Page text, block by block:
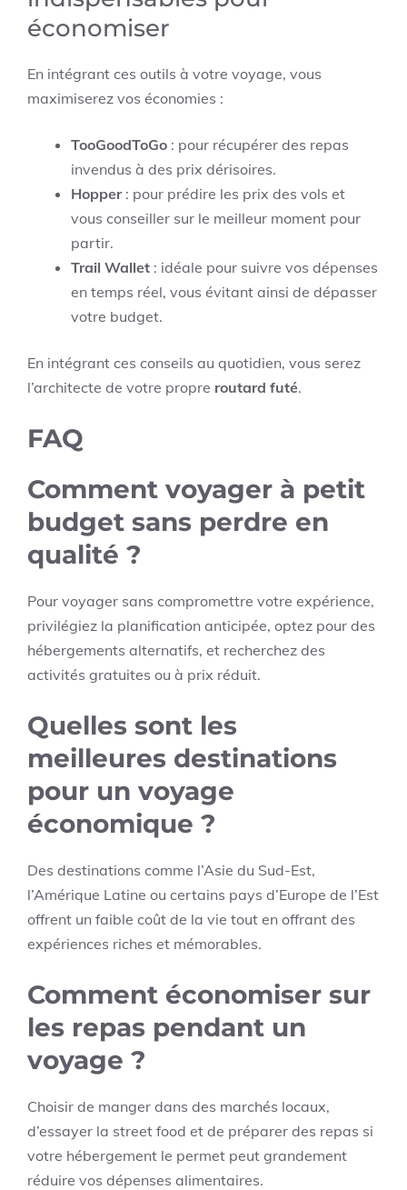
économiser
En intégrant ces outils à votre voyage, vous
maximiserez vos économies :
TooGoodToGo : pour récupérer des repas
invendus à des prix dérisoires.
Hopper: pour prédire les prix des vols et
vous conseiller sur le meilleur moment pour
partir.
Trail Wallet : idéale pour suivre vos dépenses
en temps réel, vous évitant ainsi de dépasser
votre budget.
En intégrant ces conseils au quotidien, vous serez
l’architecte de votre propre routard futé.
FAQ
Comment voyager à petit
budget sans perdre en
qualité ?
Pour voyager sans compromettre votre expérience,
privilégiez la planification anticipée, optez pour des
hébergements alternatifs, et recherchez des
activités gratuites ou à prix réduit.
Quelles sont les
meilleures destinations
pour un voyage
économique ?
Des destinations comme l’Asie du Sud-Est,
l’Amérique Latine ou certains pays d’Europe de l’Est
offrent un faible coût de la vie tout en offrant des
expériences riches et mémorables.
Comment économiser sur
les repas pendant un
voyage ?
Choisir de manger dans des marchés locaux,
d’essayer la street food et de préparer des repas si
votre hébergement le permet peut grandement
réduire vos dépenses alimentaires.